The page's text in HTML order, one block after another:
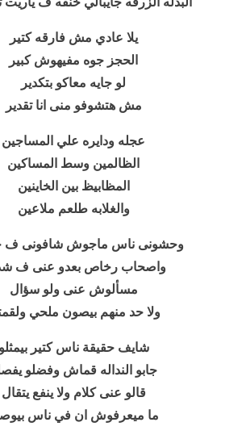
يلا عادي مش فارقه كتير
الحجز جوه مفيهوش كبير
لو جايه معاكو بتكدير
مش هتشوفو منى انا تقدير
عجله ودايره علي المساجين
الظالمين وسط المساكين
المظابيظ بين الخاينين
والغلابه طلعم ملاعين
وحشونى ناس ماجوش شافونى ف
واصحاب رخاص بعدو عنى ف
مسألوش عنى ولو سؤال
ولا حد منهم بيصون ملحي
شايف حقيقة ناس كتير بيمثلو
جابو النداله قماش وفضلو
قالو عنى كلام ولا ينفع يتقال
ما ميعرفوش ان في ناس